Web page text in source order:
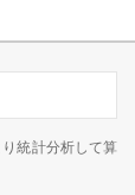
統計分析して算